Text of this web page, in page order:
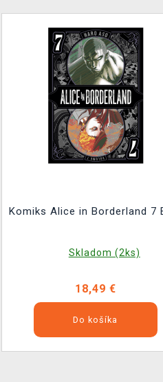
Komiks Alice in Borderland 7
Skladom (2ks)
18,49 €
Do košíka